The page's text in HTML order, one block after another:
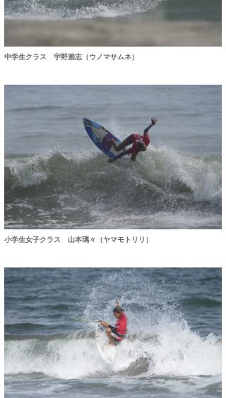
中学生クラス 宇野雅志（ウノマサムネ）
小学生女子クラス 山本璃々（ヤマモトリリ）